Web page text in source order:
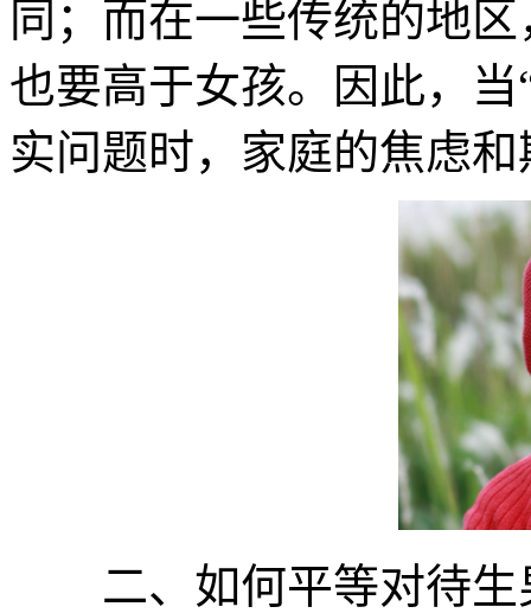
同；而在一些传统的地
也要高于女孩。因此，
实问题时，家庭的焦虑
二、如何平等对待生